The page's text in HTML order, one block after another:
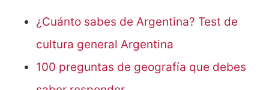
¿Cuánto sabes de Argentina? Test de
cultura general Argentina
100 preguntas de geografía que debes